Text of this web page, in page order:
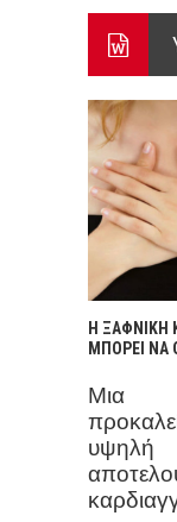
Η ΞΑΦΝΙΚΗ
ΜΠΟΡΕΙ ΝΑ
Μια
υψηλή